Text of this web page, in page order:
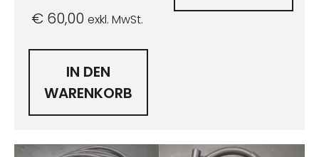
€60,00 exkl. MwSt.
IN DEN
WARENKORB